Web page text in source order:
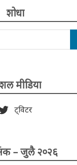
शोधा
मीडिया
ट्विटर
– जुलै २०२६